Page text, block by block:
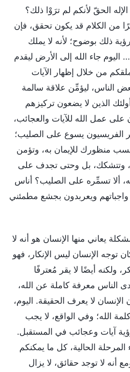
الحقّ لأنكم لم ترَوْا ذلك؟
من الكلام قد يكون تحقق، فإن
ذلك بوضوح؛ لأنه لا يملك
اليوم جاء الله إلى الأرض ليقدم
من خلال إظهار الآيات
الناس، ليؤمِّن علاقة سالمة
الذين لا يضعون تركيزهم
على عمل الله للآيات والعجائب،
يسوع على الصليب؛
منظورك للإيمان به، وتؤمن
وتتشكك، بل وحتى تجدف على
ألا تسمِّره على الصليب؟ أناس
ويعربدون بجشع مطمئني
يعاني منها الإنسان هو أنه لا
توجه الإنسان ليس الإنكار، فهو
ولكنه أيضًا لا يقر مُعترفًا
الناس معرفة كاملة عن الله،
لا يعرف الحقيقة. اليوم،
الله؛ وفي الواقع، لا يجب
آيات وعجائب في المستقبل.
المرحلة الحالية، كل ما يمكنكم
أنه لا توجد حقائق، لا يزال